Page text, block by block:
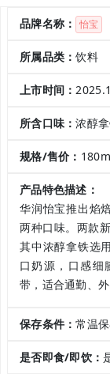
品牌名称： 怡宝
所属品类：饮料
上市时间：
所含口味：浓醇
规格/售价：
产品特色描述：
华润怡宝推出焰
两种口味。两款
其中浓醇拿铁选
口奶源，口感细
带，适合通勤、
保存条件：常温
是否即食/即饮：